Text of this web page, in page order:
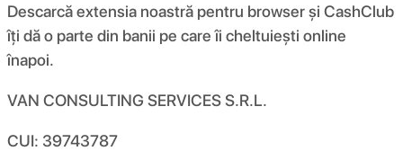
Descarcă extensia noastră pentru browser și CashClub
îți dă o parte din banii pe care îi cheltuiești online
înapoi.
VAN CONSULTING SERVICES S.R.L.
CUI: 39743787